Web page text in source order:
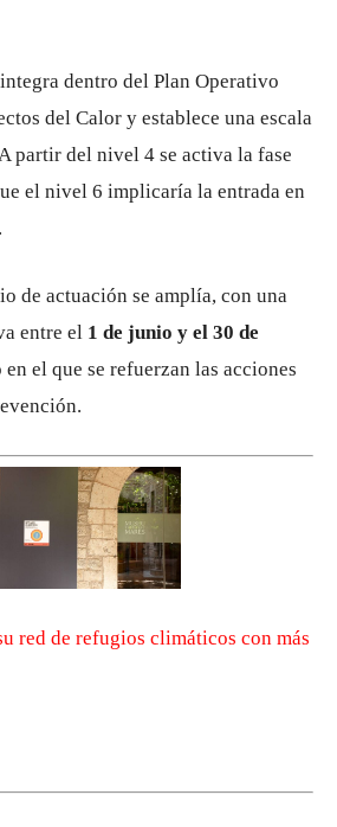
dentro del Plan Operativo
del Calor y establece una escala
partir del nivel 4 se activa la fase
el nivel 6 implicaría la entrada en
.
de actuación se amplía, con una
entre el 1 de junio y el 30 de
en el que se refuerzan las acciones
red de refugios climáticos con más